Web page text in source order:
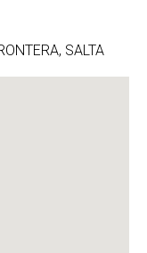
SALTA